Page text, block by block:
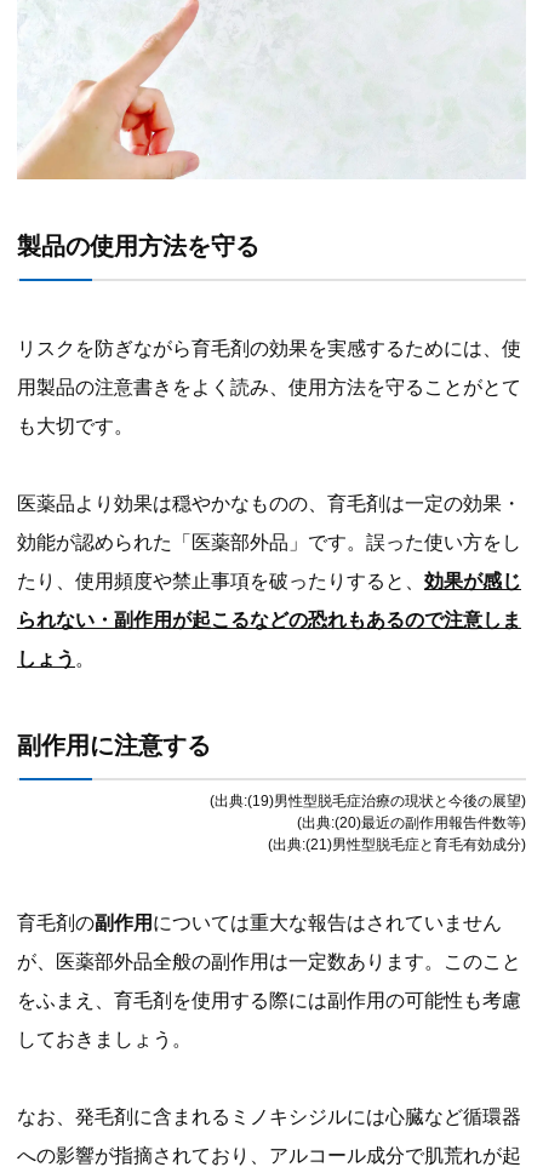
製品の使用方法を守る
リスクを防ぎながら育毛剤の効果を実感するためには、使
用製品の注意書きをよく読み、使用方法を守ることがとて
も大切です。
医薬品より効果は穏やかなものの、育毛剤は一定の効果・
効能が認められた「医薬部外品」です。誤った使い方をし
たり、使用頻度や禁止事項を破ったりすると、 効果が感じ
られない・副作用が起こるなどの恐れもあるので注意しま
しょう 。
副作用に注意する
(出典:(19)男性型脱毛症治療の現状と今後の展望)
(出典:(20)最近の副作用報告件数等)
(出典:(21)男性型脱毛症と育毛有効成分)
育毛剤の副作用 については重大な報告はされていません
が、医薬部外品全般の副作用は一定数あります。このこと
をふまえ、育毛剤を使用する際には副作用の可能性も考慮
しておきましょう。
なお、発毛剤に含まれるミノキシジルには心臓など循環器
への影響が指摘されており、アルコール成分で肌荒れが起